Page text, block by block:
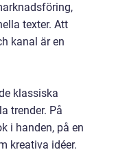
texter. Att
kanal är en
klassiska
trender. På
i handen, på en
kreativa idéer.